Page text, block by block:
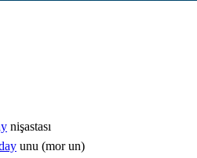
nişastası
unu (mor un)